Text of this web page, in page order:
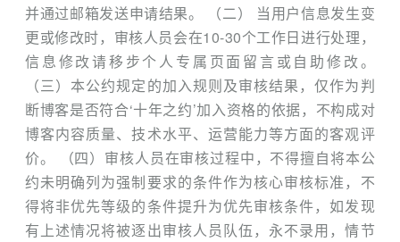
并通过邮箱发送申请结果。 （二） 当用户信息发生变
更或修改时，审核人员会在10-30个工作日进行处理，
信息修改请移步个人专属页面留言或自助修改。
（三）本公约规定的加入规则及审核结果，仅作为判
断博客是否符合‘十年之约’加入资格的依据，不构成对
博客内容质量、技术水平、运营能力等方面的客观评
价。 （四）审核人员在审核过程中，不得擅自将本公
约未明确列为强制要求的条件作为核心审核标准，不
得将非优先等级的条件提升为优先审核条件，如发现
有上述情况将被逐出审核人员队伍，永不录用，情节